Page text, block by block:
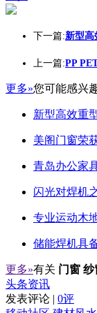
下一篇:新型高
上一篇:PP
更多»您可能感兴
新型高效重
美阁门窗荣
青岛办公家
闪光对焊机
专业运动木
储能焊机具
更多»有关 门窗 纱
头条资讯
发表评论 | 0评